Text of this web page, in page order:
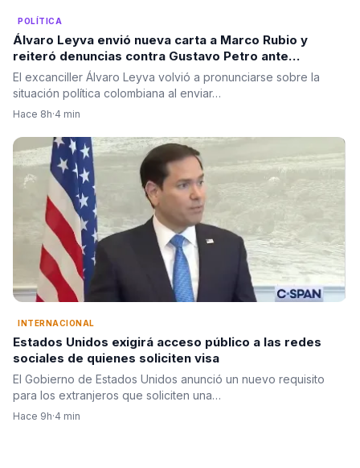
POLÍTICA
Álvaro Leyva envió nueva carta a Marco Rubio y
reiteró denuncias contra Gustavo Petro ante
autoridades de Estados Unidos
El excanciller Álvaro Leyva volvió a pronunciarse sobre la
situación política colombiana al enviar…
Hace 8h·4 min
INTERNACIONAL
Estados Unidos exigirá acceso público a las redes
sociales de quienes soliciten visa
El Gobierno de Estados Unidos anunció un nuevo requisito
para los extranjeros que soliciten una…
Hace 9h·4 min